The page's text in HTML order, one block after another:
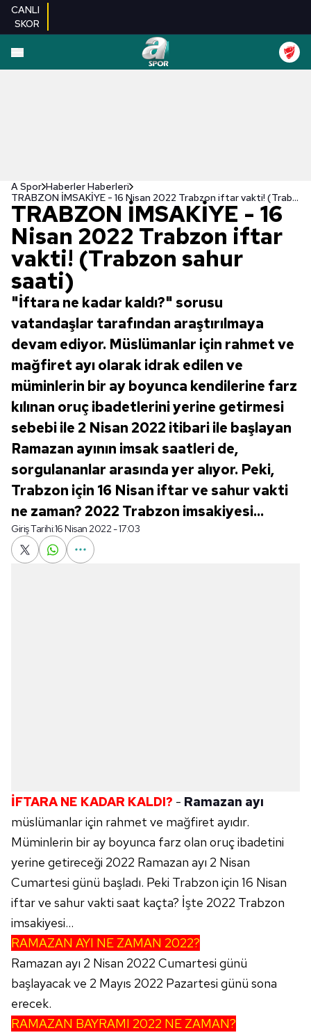
CANLI
SKOR
A Spor Haberler Haberleri
TRABZON İMSAKİYE - 16 Nisan 2022 Trabzon iftar vakti! (Trabzon sahur saati)
TRABZON İMSAKİYE - 16
Nisan 2022 Trabzon iftar
vakti! (Trabzon sahur
saati)
"İftara ne kadar kaldı?" sorusu
vatandaşlar tarafından araştırılmaya
devam ediyor. Müslümanlar için rahmet ve
mağfiret ayı olarak idrak edilen ve
müminlerin bir ay boyunca kendilerine farz
kılınan oruç ibadetlerini yerine getirmesi
sebebi ile 2 Nisan 2022 itibari ile başlayan
Ramazan ayının imsak saatleri de,
sorgulananlar arasında yer alıyor. Peki,
Trabzon için 16 Nisan iftar ve sahur vakti
ne zaman? 2022 Trabzon imsakiyesi...
Giriş Tarihi:16 Nisan 2022 - 17:03
İFTARA NE KADAR KALDI? - Ramazan ayı
müslümanlar için rahmet ve mağfiret ayıdır.
Müminlerin bir ay boyunca farz olan oruç ibadetini
yerine getireceği 2022 Ramazan ayı 2 Nisan
Cumartesi günü başladı. Peki Trabzon için 16 Nisan
iftar ve sahur vakti saat kaçta? İşte 2022 Trabzon
imsakiyesi...
RAMAZAN AYI NE ZAMAN 2022?
Ramazan ayı 2 Nisan 2022 Cumartesi günü
başlayacak ve 2 Mayıs 2022 Pazartesi günü sona
erecek.
RAMAZAN BAYRAMI 2022 NE ZAMAN?